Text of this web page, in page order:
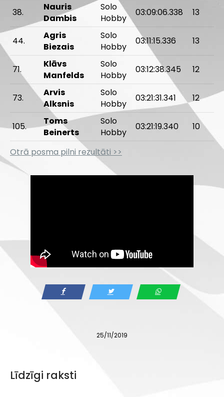
38.
Nauris
Dambis
Solo
Hobby
03:09:06.338 13
44.
Agris
Biezais
Solo
Hobby
03:11:15.336 13
71.
Klāvs
Manfelds
Solo
Hobby
03:12:38.345 12
73.
Arvis
Alksnis
Solo
Hobby
03:21:31.341 12
105.
Toms
Beinerts
Solo
Hobby
03:21:19.340 10
Otrā posma pilni rezultāti >>
25/11/2019
Līdzīgi raksti